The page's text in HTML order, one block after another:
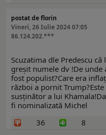
postat de florin
Vineri, 26 Iulie 2024 07:05
86.124.202.***
Scuzatima dle Predescu
greșit numele dv !De unde
fost populist?Care era
război a pornit
susținător a lui
fi nominalizată Michel
36
8